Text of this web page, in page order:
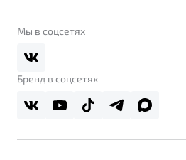
Реферальная программа
О дилерском центре
Правовая информация
Мы в соцсетях
Бренд в соцсетях